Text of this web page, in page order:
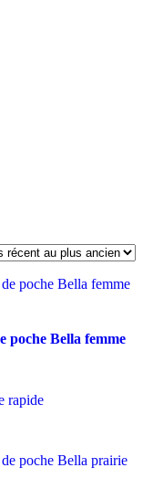
poche Bella femme
rapide